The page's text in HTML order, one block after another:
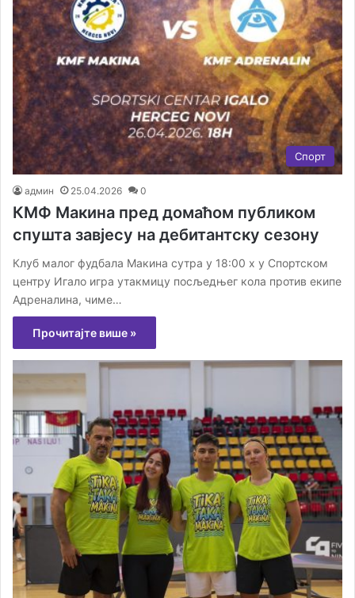
Спорт
админ 25.04.2026 0
КМФ Макина пред домаћом публиком
спушта завјесу на дебитантску сезону
Клуб малог фудбала Макина сутра у 18:00 х у Спортском
центру Игало игра утакмицу посљедњег кола против екипе
Адреналина, чиме…
Прочитајте више »